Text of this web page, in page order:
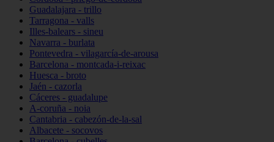
Guadalajara - trillo
Tarragona - valls
Illes-balears - sineu
Navarra - burlata
Pontevedra - vilagarcía-de-arousa
Barcelona - montcada-i-reixac
Huesca - broto
Jaén - cazorla
Cáceres - guadalupe
A-coruña - noia
Cantabria - cabezón-de-la-sal
Albacete - socovos